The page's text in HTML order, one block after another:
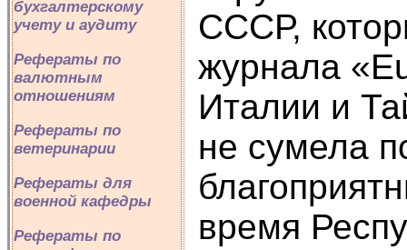
бухгалтерскому
учету и аудиту
Рефераты по
валютным
отношениям
Рефераты по
ветеринарии
Рефераты для
военной кафедры
Рефераты по
СССР,
журнала
Италии и
не сумела
время